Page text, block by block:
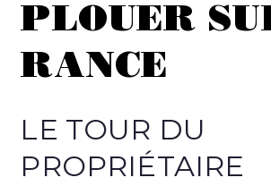
PLOUER
RANCE
LE TOUR DU
PROPRIÉTAIRE